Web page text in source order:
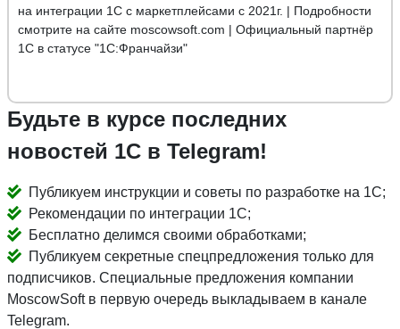
на интеграции 1С с маркетплейсами с 2021г. | Подробности
смотрите на сайте moscowsoft.com | Официальный партнёр
1С в статусе "1С:Франчайзи"
Будьте в курсе последних
новостей 1С в Telegram!
Публикуем инструкции и советы по разработке на 1С;
Рекомендации по интеграции 1С;
Бесплатно делимся своими обработками;
Публикуем секретные спецпредложения только для
подписчиков. Специальные предложения компании
MoscowSoft в первую очередь выкладываем в канале
Telegram.